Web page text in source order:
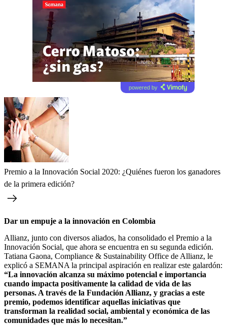
powered by
Premio a la Innovación Social 2020: ¿Quiénes fueron los ganadores
de la primera edición?
Dar un empuje a la innovación en Colombia
Allianz, junto con diversos aliados, ha consolidado el Premio a la
Innovación Social, que ahora se encuentra en su segunda edición.
Tatiana Gaona, Compliance & Sustainability Office de Allianz, le
explicó a SEMANA la principal aspiración en realizar este galardón:
“La innovación alcanza su máximo potencial e importancia
cuando impacta positivamente la calidad de vida de las
personas. A través de la Fundación Allianz, y gracias a este
premio, podemos identificar aquellas iniciativas que
transforman la realidad social, ambiental y económica de las
comunidades que más lo necesitan.”